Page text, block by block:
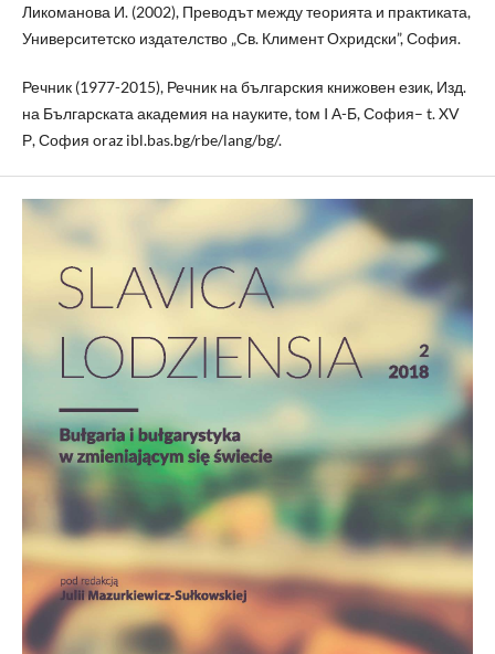
Ликоманова И. (2002), Преводът между теорията и практиката,
Университетско издателство „Св. Климент Охридски”, София.
Речник (1977-2015), Речник на българския книжoвен език, Изд.
на Българската академия на науките, tом I А-Б, София– t. XV
Р, София oraz ibl.bas.bg/rbe/lang/bg/.